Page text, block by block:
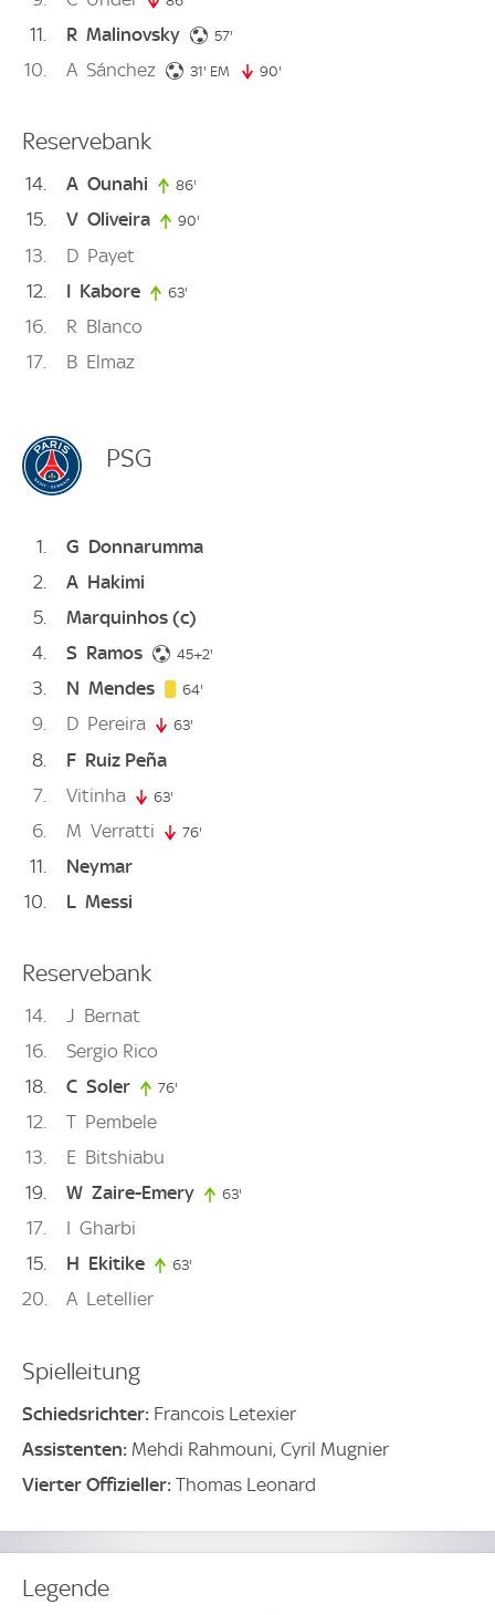
11 R Malinovsky 57'
10 A Sánchez 31' 31. minute
EM 90'
Reservebank
14 A Ounahi 86'
15 V Oliveira 90'
13 D Payet
12
I Kabore 63'
16 R Blanco
17
B Elmaz
PSG
1 G Donnarumma
2
A Hakimi
5
Marquinhos (c)
4
S Ramos 45+2'
3 N Mendes 64'
9 D Pereira 63'
8 F Ruiz Peña
7
Vitinha 63'
6 M Verratti 76'
11
Neymar
10
L Messi
Reservebank
14 J Bernat
16
Sergio Rico
18
C Soler 76'
12 T Pembele
13
E Bitshiabu
19
W Zaire-Emery 63'
17 I Gharbi
15
H Ekitike 63'
20 A Letellier
Spielleitung
Schiedsrichter: Francois Letexier
Assistenten: Mehdi Rahmouni, Cyril Mugnier
Vierter Offizieller: Thomas Leonard
Legende